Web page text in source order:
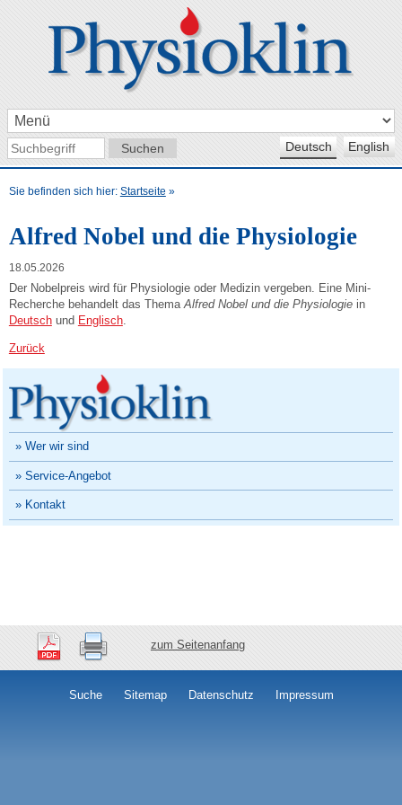
Deutsch English
Sie befinden sich hier: Startseite »
Alfred Nobel und die Physiologie
18.05.2026
Der Nobelpreis wird für Physiologie oder Medizin vergeben. Eine Mini-
Recherche behandelt das Thema Alfred Nobel und die Physiologiein
Deutschund Englisch.
Zurück
» Wer wir sind
» Service-Angebot
» Kontakt
zum Seitenanfang
Suche Sitemap Datenschutz Impressum